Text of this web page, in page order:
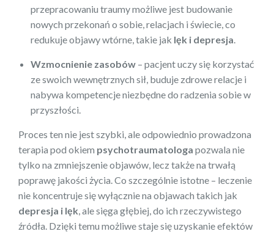
przepracowaniu traumy możliwe jest budowanie
nowych przekonań o sobie, relacjach i świecie, co
redukuje objawy wtórne, takie jak lęk i depresja
Wzmocnienie zasobów – pacjent uczy się korzystać
ze swoich wewnętrznych sił, buduje zdrowe relacje i
nabywa kompetencje niezbędne do radzenia sobie w
przyszłości.
Proces ten nie jest szybki, ale odpowiednio prowadzona
terapia pod okiem psychotraumatologa pozwala nie
tylko na zmniejszenie objawów, lecz także na trwałą
poprawę jakości życia. Co szczególnie istotne – leczenie
nie koncentruje się wyłącznie na objawach takich jak
depresja i lęk , ale sięga głębiej, do ich rzeczywistego
źródła. Dzięki temu możliwe staje się uzyskanie efektów